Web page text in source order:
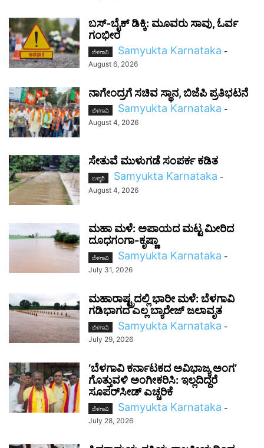
ಬಸ್-ಬೈಕ್ ಡಿಕ್ಕಿ: ಮೂವರು ಸಾವು, ಓರ್ವ
ಗಂಭೀರ
ಬೆಳಗಾವಿ Samyukta Karnataka -
August 6, 2026
ನಾಗೇಂದ್ರಗೆ ಸಚಿವ ಸ್ಥಾನ, ಬಿಜೆಪಿ ಪ್ರತಿಭಟನೆ
ಬೆಳಗಾವಿ Samyukta Karnataka -
August 4, 2026
ಸೇತುವೆ ಮುಳುಗಡೆ ಸಂಪರ್ಕ ಕಡಿತ
ಬಳ್ಳಾರಿ Samyukta Karnataka -
August 4, 2026
ಮಹಾ ಮಳೆ: ಅಪಾಯದ ಮಟ್ಟ ಮೀರಿದ
ದೂಧಗಂಗಾ-ಕೃಷ್ಣಾ
ಬೆಳಗಾವಿ Samyukta Karnataka -
July 31, 2026
ಮಹಾರಾಷ್ಟ್ರದಲ್ಲಿ ಭಾರೀ ಮಳೆ: ಬೆಳಗಾವಿ
ಗಡಿಭಾಗದ ಎಲ್ಲ ಬ್ಯಾರೇಜ್ ಜಲಾವೃತ
ಬೆಳಗಾವಿ Samyukta Karnataka -
July 29, 2026
‘ಬೆಳಗಾವಿ ಕರ್ನಾಟಕದ ಅವಿಭಾಜ್ಯ ಅಂಗ’
ಗೊತ್ತುವಳಿ ಅಂಗೀಕರಿಸಿ: ಇಲ್ಲದಿದ್ದರೆ
ಸೂಪರ್‌ಸೀಡ್ ಎಚ್ಚರಿಕೆ
ಬೆಳಗಾವಿ Samyukta Karnataka -
July 28, 2026